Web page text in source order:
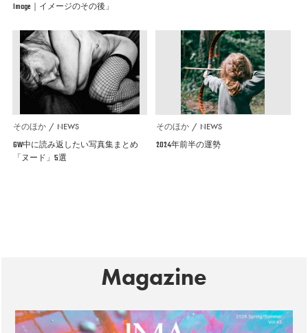
Image｜イメージのその後」
そのほか NEWS
GW中に読み返したい写真集まとめ
「ヌード」5選
そのほか NEWS
2024年前半の運勢
Magazine